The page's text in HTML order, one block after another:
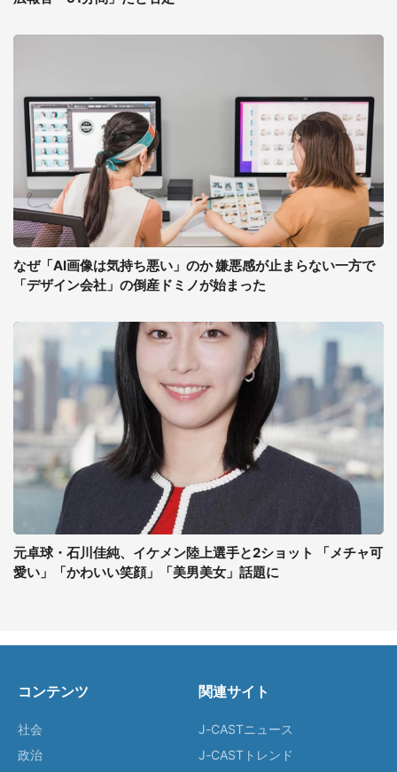
なぜ「AI画像は気持ち悪い」のか 嫌悪感が止まらない一方で
「デザイン会社」の倒産ドミノが始まった
元卓球・石川佳純、イケメン陸上選手と2ショット 「メチャ可
愛い」「かわいい笑顔」「美男美女」話題に
コンテンツ
社会
政治
関連サイト
J-CASTニュース
J-CASTトレンド